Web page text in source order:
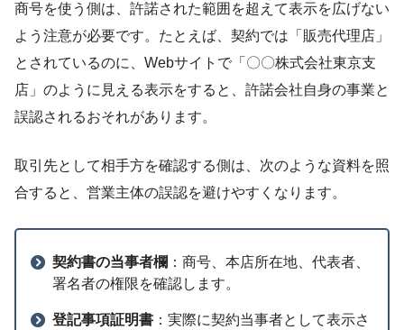
商号を使う側は、許諾された範囲を超えて表示を広げない
よう注意が必要です。たとえば、契約では「販売代理店」
とされているのに、Webサイトで「〇〇株式会社東京支
店」のように見える表示をすると、許諾会社自身の事業と
誤認されるおそれがあります。
取引先として相手方を確認する側は、次のような資料を照
合すると、営業主体の誤認を避けやすくなります。
契約書の当事者欄 ：商号、本店所在地、代表者、
署名者の権限を確認します。
登記事項証明書 ：実際に契約当事者として表示さ